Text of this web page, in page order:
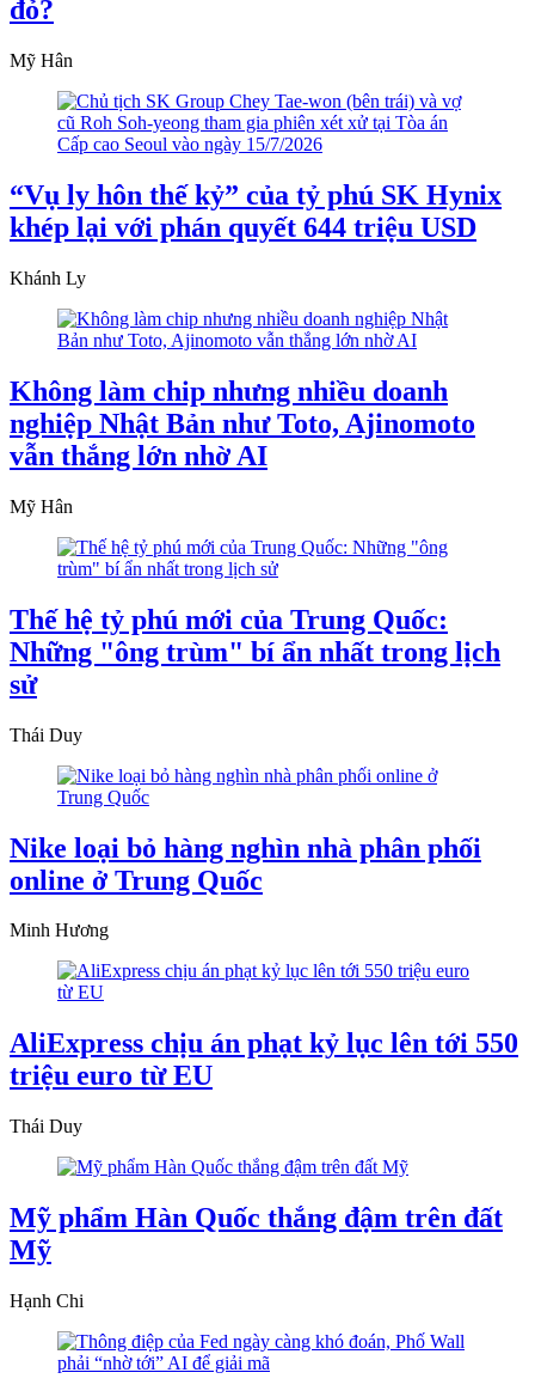
đỏ?
Mỹ Hân
“Vụ ly hôn thế kỷ” của tỷ phú SK Hynix
khép lại với phán quyết 644 triệu USD
Khánh Ly
Không làm chip nhưng nhiều doanh
nghiệp Nhật Bản như Toto, Ajinomoto
vẫn thắng lớn nhờ AI
Mỹ Hân
Thế hệ tỷ phú mới của Trung Quốc:
Những "ông trùm" bí ẩn nhất trong lịch
sử
Thái Duy
Nike loại bỏ hàng nghìn nhà phân phối
online ở Trung Quốc
Minh Hương
AliExpress chịu án phạt kỷ lục lên tới 550
triệu euro từ EU
Thái Duy
Mỹ phẩm Hàn Quốc thắng đậm trên đất
Mỹ
Hạnh Chi